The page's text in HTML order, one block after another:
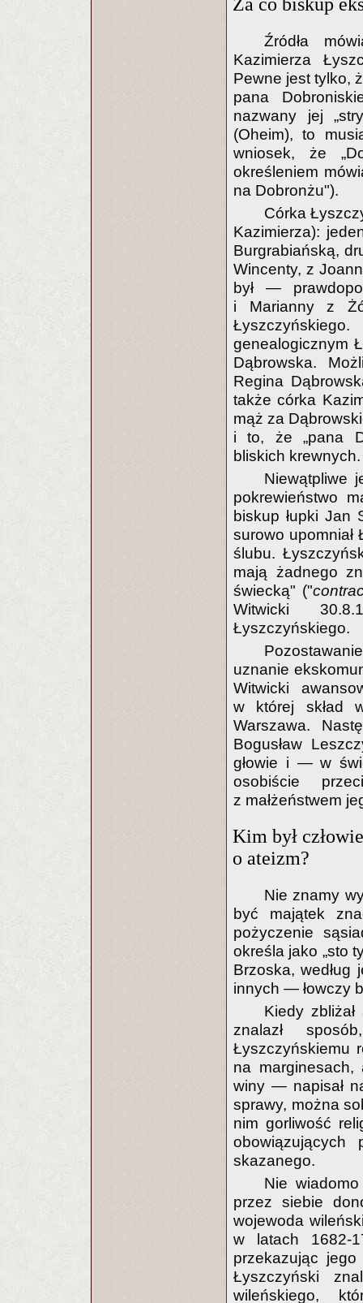
Za co biskup
Źródła
Kazimierza
Pewne jest tylko,
pana
nazwany jej
(Oheim), to
wniosek, że
określeniem
na Dobronżu").
Córka
Kazimierza):
Burgrabiańską,
Wincenty, z
był —
i Marianny z
genealogicznym
Dąbrowska.
Regina
także córka
mąż za
i to, że „pana
bliskich
Niewątpliwe
pokrewieństwo
biskup łupki Jan
surowo
ślubu.
mają żadnego
świecką" ("
Witwicki
Łyszczyńskiego.
uznanie
Witwicki
w której skład
Warszawa.
Bogusław
głowie i — w
osobiście
z małżeństwem
Kim był
o ateizm?
Nie znamy
być majątek
pożyczenie
określa jako „sto
Brzoska, według
innych — łowczy
Kiedy
znalazł
Łyszczyńskiemu
na
winy — napisał
sprawy, można
nim gorliwość
obowiązujących
skazanego.
Nie
przez siebie
wojewoda
w latach 1682-
przekazując
Łyszczyński
wileńskiego,